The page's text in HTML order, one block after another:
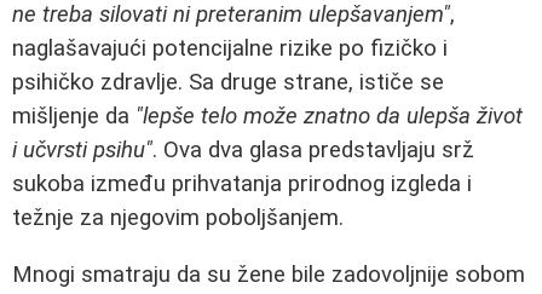
ne treba silovati ni preteranim ulepšavanjem",
naglašavajući potencijalne rizike po fizičko i
psihičko zdravlje. Sa druge strane, ističe se
mišljenje da "lepše telo može znatno da ulepša život
i učvrsti psihu". Ova dva glasa predstavljaju srž
sukoba između prihvatanja prirodnog izgleda i
težnje za njegovim poboljšanjem.
Mnogi smatraju da su žene bile zadovoljnije sobom